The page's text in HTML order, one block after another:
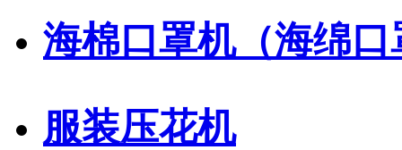
海棉口罩机（海绵口
服装压花机